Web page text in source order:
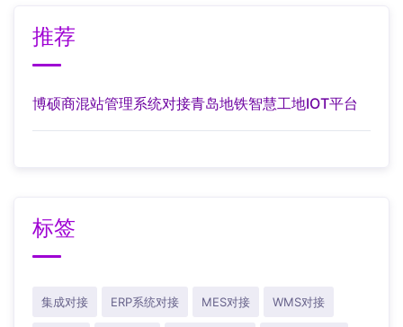
推荐
博硕商混站管理系统对接青岛地铁智慧工地IOT平台
标签
集成对接 ERP系统对接 MES对接 WMS对接